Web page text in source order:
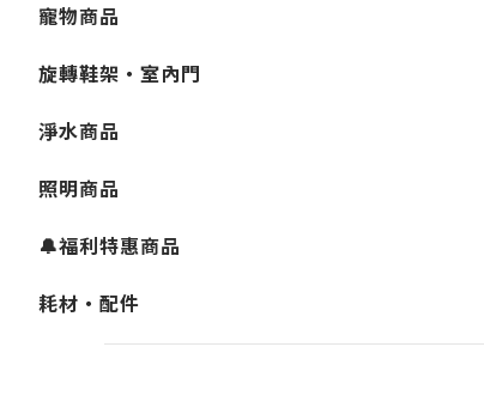
寵物商品
旋轉鞋架・室內門
淨水商品
照明商品
🔔福利特惠商品
耗材・配件